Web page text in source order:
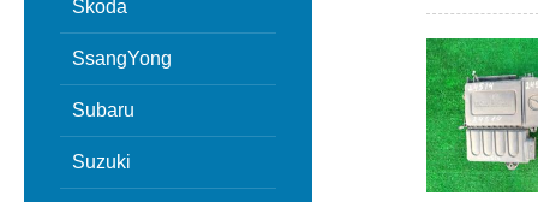
Skoda
SsangYong
Subaru
Suzuki